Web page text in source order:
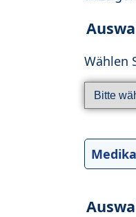
Wählen